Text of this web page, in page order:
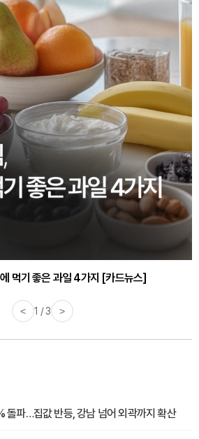
먹기 좋은 과일 4가지 [카드뉴스]
여자에게 꼭 필요한 검사는? [카드뉴스]
< 1 / 3 >
돌파…집값 반등, 강남 넘어 외곽까지 확산